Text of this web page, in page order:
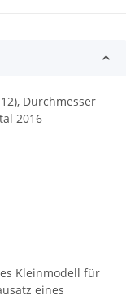
Durchmesser
2016
Kleinmodell für
eines